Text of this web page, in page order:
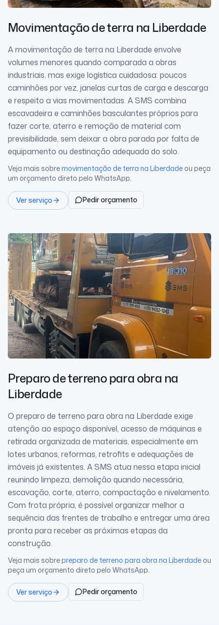
Movimentação de terra na Liberdade
A movimentação de terra na Liberdade envolve
volumes menores quando comparada a obras
industriais, mas exige logística cuidadosa: poucos
caminhões por vez, janelas curtas de carga e descarga
e respeito a vias movimentadas. A SMS combina
escavadeira e caminhões basculantes próprios para
fazer corte, aterro e remoção de material com
previsibilidade, sem deixar a obra parada por falta de
equipamento ou destinação adequada do solo.
Veja mais sobremovimentação de terra na Liberdade ou peça
um orçamento direto pelo WhatsApp.
Ver serviço Pedir orçamento
Preparo de terreno para obra na
Liberdade
O preparo de terreno para obra na Liberdade exige
atenção ao espaço disponível, acesso de máquinas e
retirada organizada de materiais, especialmente em
lotes urbanos, reformas, retrofits e adequações de
imóveis já existentes. A SMS atua nessa etapa inicial
reunindo limpeza, demolição quando necessária,
escavação, corte, aterro, compactação e nivelamento.
Com frota própria, é possível organizar melhor a
sequência das frentes de trabalho e entregar uma área
pronta para receber as próximas etapas da
construção.
Veja mais sobrepreparo de terreno para obra na Liberdade ou
peça um orçamento direto pelo WhatsApp.
Ver serviço Pedir orçamento